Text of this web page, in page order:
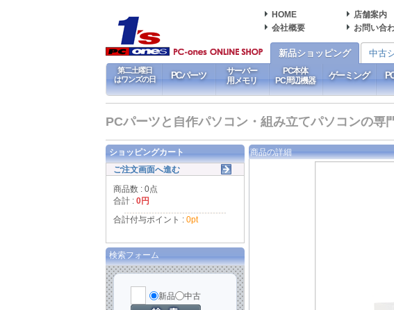
HOME 店舗案内
会社概要
お問い合
新品ショッピング 中古
第二土曜日
はワンズの日
PCパーツ
サーバー
用メモリ
PC本体
PC周辺機器
ゲーミング
PCパーツと自作パソコン・組み立てパソコンの専
商品の詳細
ショッピングカート
ご注文画面へ進む
商品数 : 0点
合計 : 0円
合計付与ポイント : 0pt
検索フォーム
新品 中古